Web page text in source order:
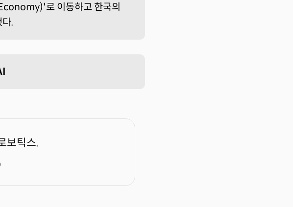
로 이동하고 한국의
.
보틱스.